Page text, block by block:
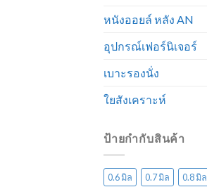
หนังออยล์ หลัง AN
อุปกรณ์เฟอร์นิเจอร์
เบาะรองนั่ง
ใยสังเคราะห์
ป้ายกำกับสินค้า
0.6 มิล 0.7 มิล 0.8 มิล